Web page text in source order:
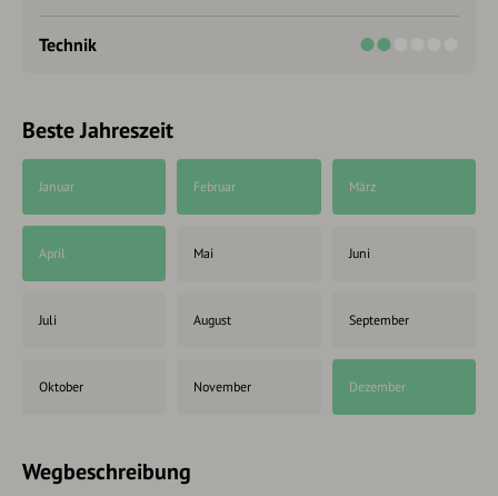
Technik
Beste Jahreszeit
Januar Februar März
April Mai Juni
Juli August September
Oktober November Dezember
Wegbeschreibung